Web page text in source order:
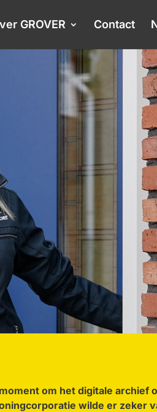
GROVER Contact
om het digitale archief
wilde er zeker